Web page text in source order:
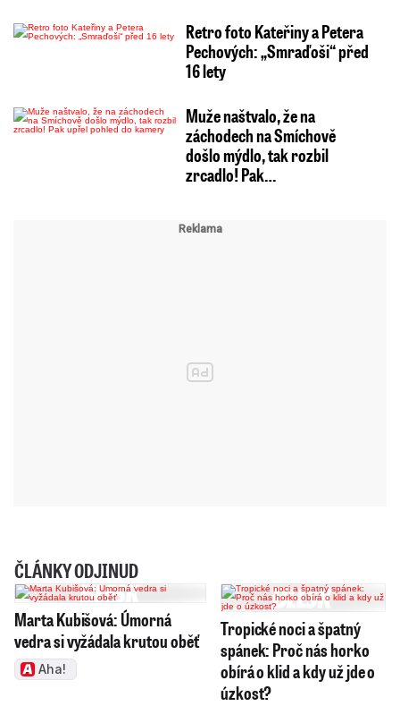
Retro foto Kateřiny a Petera
Pechových: „Smraďoši“ před
16 lety
Muže naštvalo, že na
záchodech na Smíchově
došlo mýdlo, tak rozbil
zrcadlo! Pak…
ČLÁNKY ODJINUD
Marta Kubišová: Úmorná
vedra si vyžádala krutou oběť
Aha!
Tropické noci a špatný
spánek: Proč nás horko
obírá o klid a kdy už jde o
úzkost?